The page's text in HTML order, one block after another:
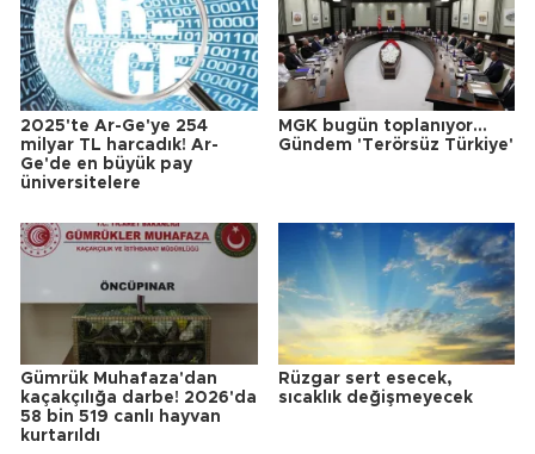
2025'te Ar-Ge'ye 254
milyar TL harcadık! Ar-
Ge'de en büyük pay
üniversitelere
MGK bugün toplanıyor...
Gündem 'Terörsüz Türkiye'
Gümrük Muhafaza'dan
kaçakçılığa darbe! 2026'da
58 bin 519 canlı hayvan
kurtarıldı
Rüzgar sert esecek,
sıcaklık değişmeyecek